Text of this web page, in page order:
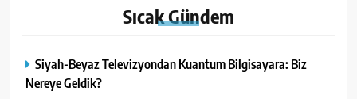
SıcakGündem
Siyah-Beyaz Televizyondan Kuantum Bilgisayara: Biz
Nereye Geldik?